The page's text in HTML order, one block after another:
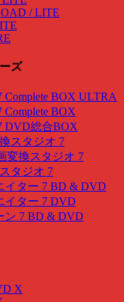
/ LITE
ズ
BOX ULTRA
BOX
DVD総合BOX
スタジオ 7
変換スタジオ 7
タジオ 7
イター 7 BD & DVD
イター 7 DVD
ン 7 BD & DVD
X